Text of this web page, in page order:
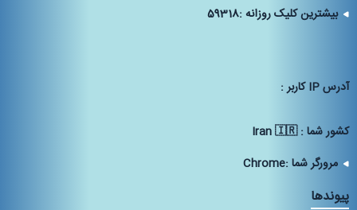
بیشترین کلیک روزانه :59318
آدرس IP كاربر :
كشور شما :Iran 🇮🇷
مرورگر شما :Chrome
پیوندها